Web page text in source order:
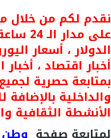
نقدم لكم من خلال
على
الدولار ، أسعار
أخبار اقتصاد ،
بمتابعة حصرية
والداخلية
الأنشطة الثقافية